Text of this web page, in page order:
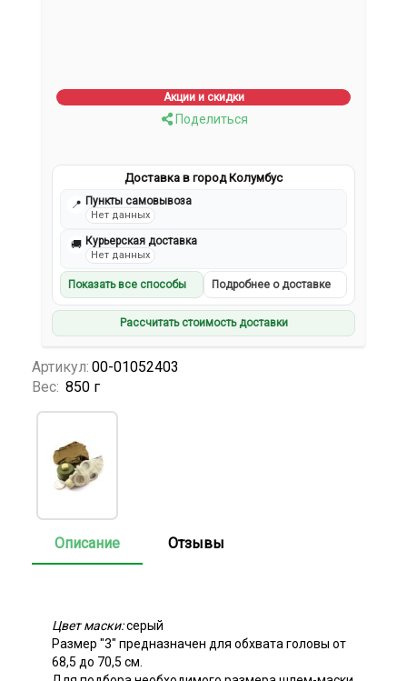
Акции и скидки
Поделиться
Доставка в город Колумбус
📍 Пункты самовывоза
Нет данных
🚚 Курьерская доставка
Нет данных
Показать все способы Подробнее о доставке
Рассчитать стоимость доставки
Артикул: 00-01052403
Вес: 850 г
Описание Отзывы
Цвет маски:серый
Размер "3" предназначен для обхвата головы от
68,5 до 70,5 см.